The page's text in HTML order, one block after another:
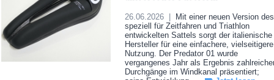
26.06.2026 |
Mit einer neuen Version des
speziell für Zeitfahren und Triathlon
entwickelten Sattels sorgt der italienische
Hersteller für eine einfachere, vielseitigere
Nutzung. Der Predator 01 wurde
vergangenes Jahr als Ergebnis
Durchgänge im Windkanal präsentiert;